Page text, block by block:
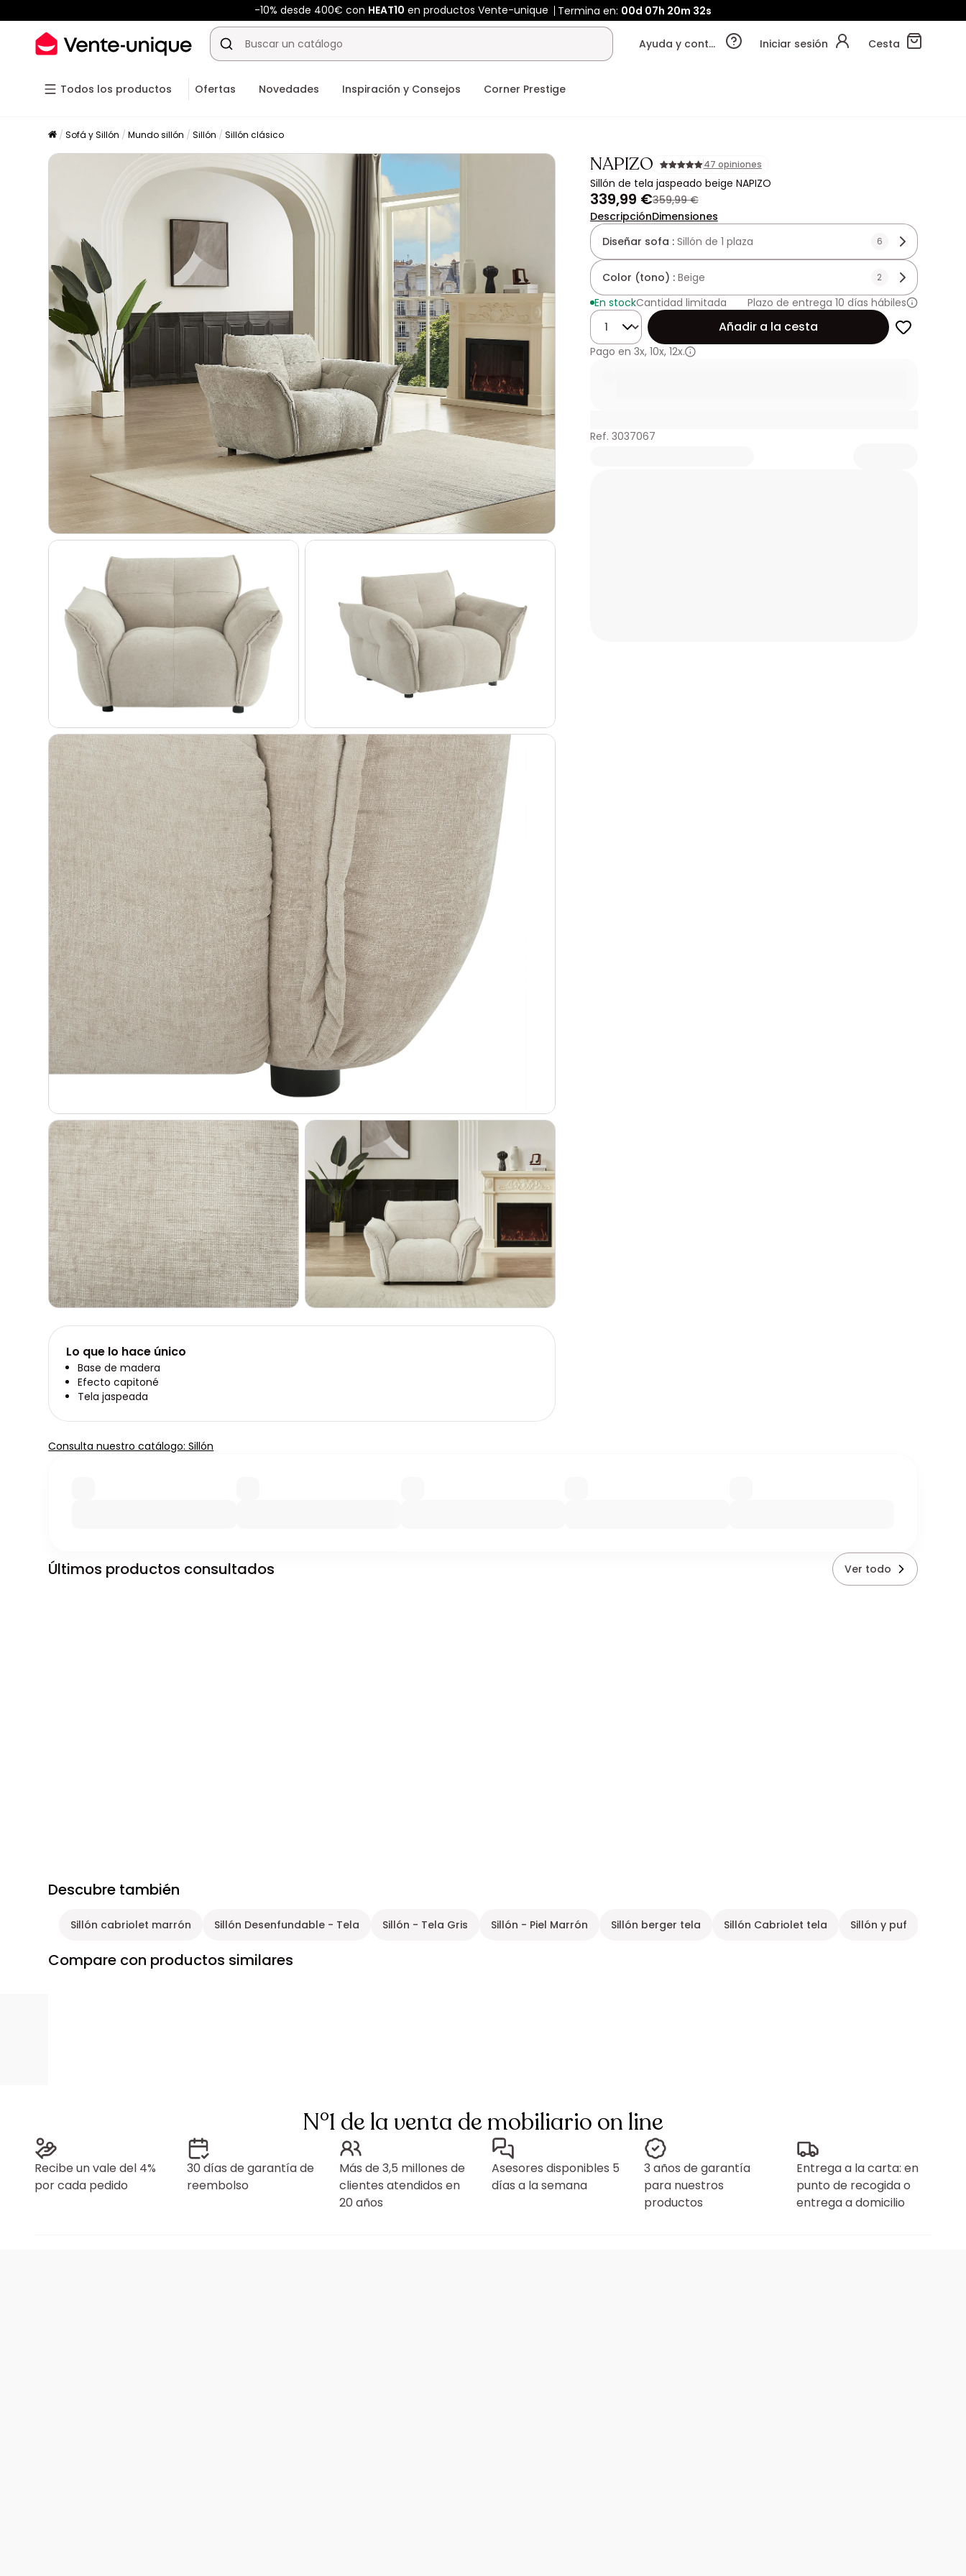
-10% desde 400€ con HEAT10 en productos Vente-unique Termina en: 00d 07h 20m 30s
Ayuda y contacto Iniciar sesión Cesta
Todos los productos Ofertas Novedades Inspiración y Consejos Corner Prestige
Sofá y Sillón Mundo sillón Sillón Sillón clásico
NAPIZO 47 opiniones
Sillón de tela jaspeado beige NAPIZO
339,99 €359,99 €
DescripciónDimensiones
Diseñar sofa : Sillón de 1 plaza 6
Color (tono) : Beige 2
En stockCantidad limitada
Plazo de entrega 10 días hábiles
Cantidad
Añadir a la cesta
Pago en 3x, 10x, 12x.
Ref. 3037067
Lo que lo hace único
Base de madera
Efecto capitoné
Tela jaspeada
Consulta nuestro catálogo: Sillón
Últimos productos consultados Ver todo
Descubre también
Sillón cabriolet marrón Sillón Desenfundable - Tela Sillón - Tela Gris Sillón - Piel Marrón Sillón berger tela Sillón Cabriolet tela Sillón y puf
Compare con productos similares
N°1 de la venta de mobiliario on line
Recibe un vale del 4%
por cada pedido
30 días de garantía de
reembolso
Más de 3,5 millones de
clientes atendidos en
20 años
Asesores disponibles 5
días a la semana
3 años de garantía
para nuestros
productos
Entrega a la carta: en
punto de recogida o
entrega a domicilio